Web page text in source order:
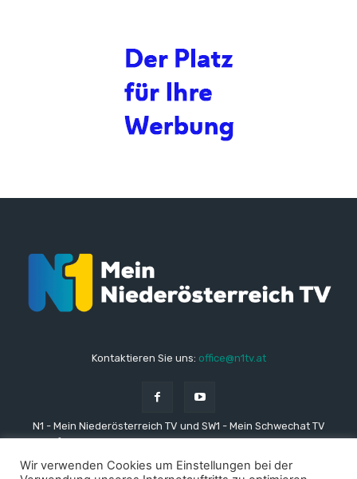
Kontaktieren Sie uns: office@n1tv.at
N1 - Mein Niederösterreich TV und SW1 - Mein Schwechat TV
stehen für lokale und regionale Nachrichten aus den Gemeinden
in Niederösterreich. Unsere TV-Sender versorgen die
ZuschauerInnen und Zuschauer immer mit brandaktuellen,
Wir verwenden Cookies um Einstellungen bei der